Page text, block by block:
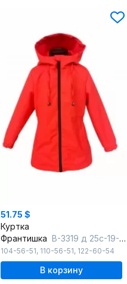
51.75 $
Куртка
Франтишка В-3319 д 25с-19-с78 яркий-коралл
104-56-51, 110-56-51, 122-60-54
В корзину